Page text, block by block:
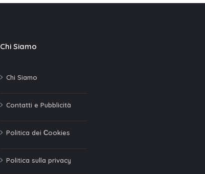
Chi Siamo
Chi Siamo
Contatti e Pubblicità
Politica dei Сookies
Politica sulla privacy